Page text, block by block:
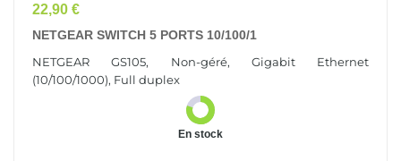
Prix
22,90 €
NETGEAR SWITCH 5 PORTS 10/100/1
NETGEAR GS105, Non-géré, Gigabit Ethernet
(10/100/1000), Full duplex
En stock